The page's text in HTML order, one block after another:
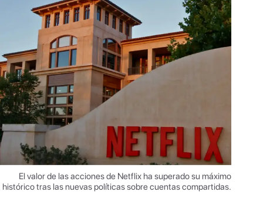
El valor de las acciones de Netflix ha superado su máximo
histórico tras las nuevas políticas sobre cuentas compartidas.